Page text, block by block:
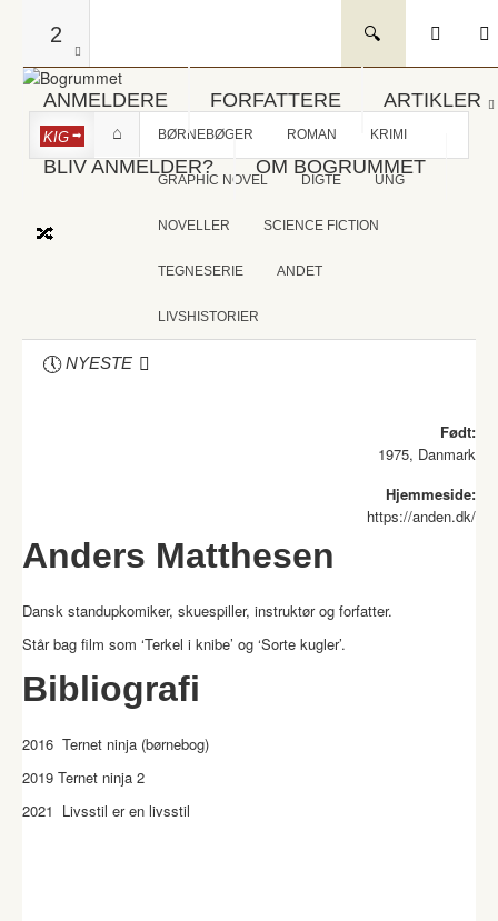
2
ANMELDERE FORFATTERE ARTIKLER
BLIV ANMELDER? OM BOGRUMMET
KIG BØRNEBØGER ROMAN KRIMI
GRAPHIC NOVEL DIGTE UNG
NOVELLER SCIENCE FICTION
TEGNESERIE ANDET
LIVSHISTORIER
NYESTE
Født:
1975, Danmark
Hjemmeside:
https://anden.dk/
Anders Matthesen
Dansk standupkomiker, skuespiller, instruktør og forfatter.
Står bag film som ‘Terkel i knibe’ og ‘Sorte kugler’.
Bibliografi
2016 Ternet ninja (børnebog)
2019 Ternet ninja 2
2021 Livsstil er en livsstil